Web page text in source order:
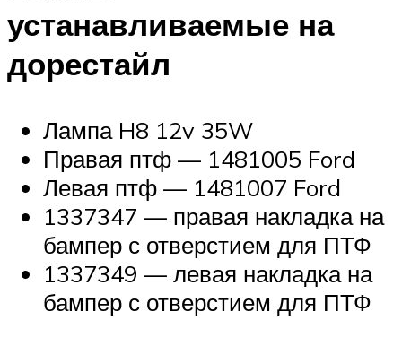
устанавливаемые на
дорестайл
Лампа H8 12v 35W
Правая птф — 1481005 Ford
Левая птф — 1481007 Ford
1337347 — правая накладка на
бампер с отверстием для ПТФ
1337349 — левая накладка на
бампер с отверстием для ПТФ